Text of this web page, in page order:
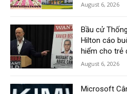
August 6, 2026
Bầu cử
Hilton cáo
hiểm cho trẻ
August 6, 2026
Microsoft